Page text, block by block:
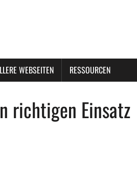
WEBSEITEN RESSOURCEN
richtigen Einsatz